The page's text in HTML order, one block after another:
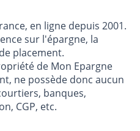
en ligne depuis 2001.
sur l'épargne, la
placement.
de Mon Epargne
ne possède donc aucun
banques,